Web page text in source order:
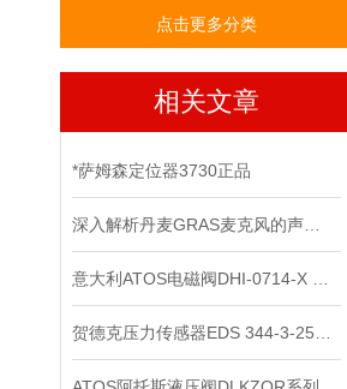
点击更多分类
相关文章
*萨姆森定位器3730正品